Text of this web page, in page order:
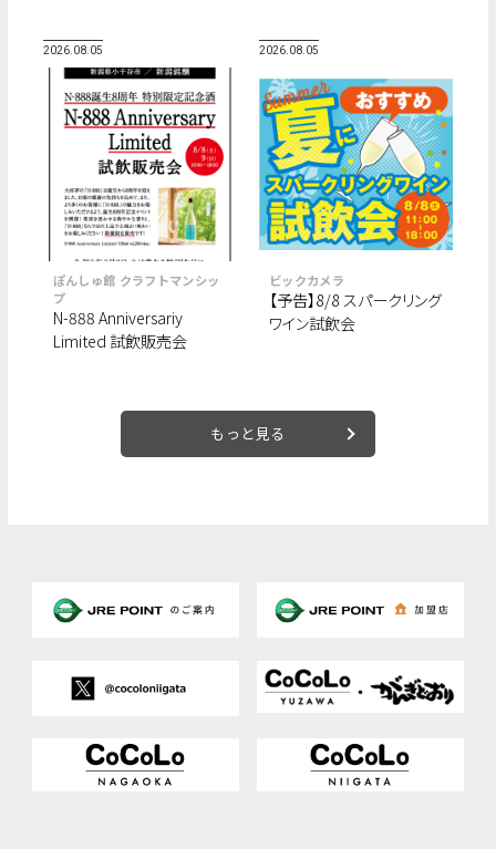
2026.08.05
ぽんしゅ館 クラフトマンシッ
プ
N-888 Anniversariy
Limited 試飲販売会
2026.08.05
ビックカメラ
【予告】8/8 スパークリング
ワイン試飲会
もっと見る